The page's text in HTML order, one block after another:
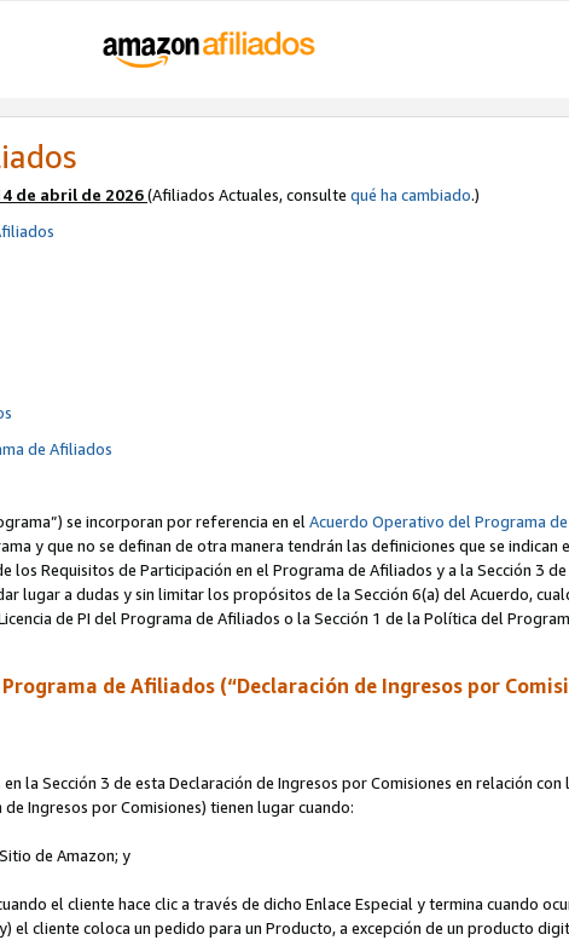
de abril de 2026(Afiliados Actuales, consulte qué ha cambiado.)
de Afiliados
se incorporan por referencia en elAcuerdo Operativo del Programa
y que no se definan de otra manera tendrán las definiciones que se indican
Requisitos de Participación en el Programa de Afiliados y a la Sección 3
lugar a dudas y sin limitar los propósitos de la Sección 6(a) del Acuerdo,
de PI del Programa de Afiliados o la Sección 1 de la Política del
de Afiliados (“Declaración de Ingresos por
la Sección 3 de esta Declaración de Ingresos por Comisiones en relación con
Ingresos por Comisiones) tienen lugar cuando:
de Amazon; y
el cliente hace clic a través de dicho Enlace Especial y termina cuando
el cliente coloca un pedido para un Producto, a excepción de un producto